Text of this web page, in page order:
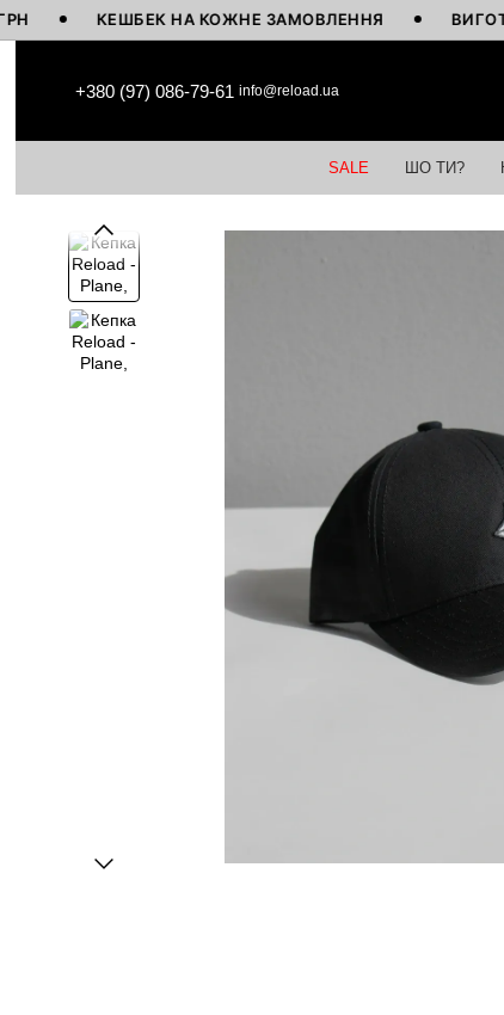
КЕШБЕК НА КОЖНЕ ЗАМОВЛЕННЯ
+380 (97) 086-79-61 info@reload.ua
SALE ШО ТИ?